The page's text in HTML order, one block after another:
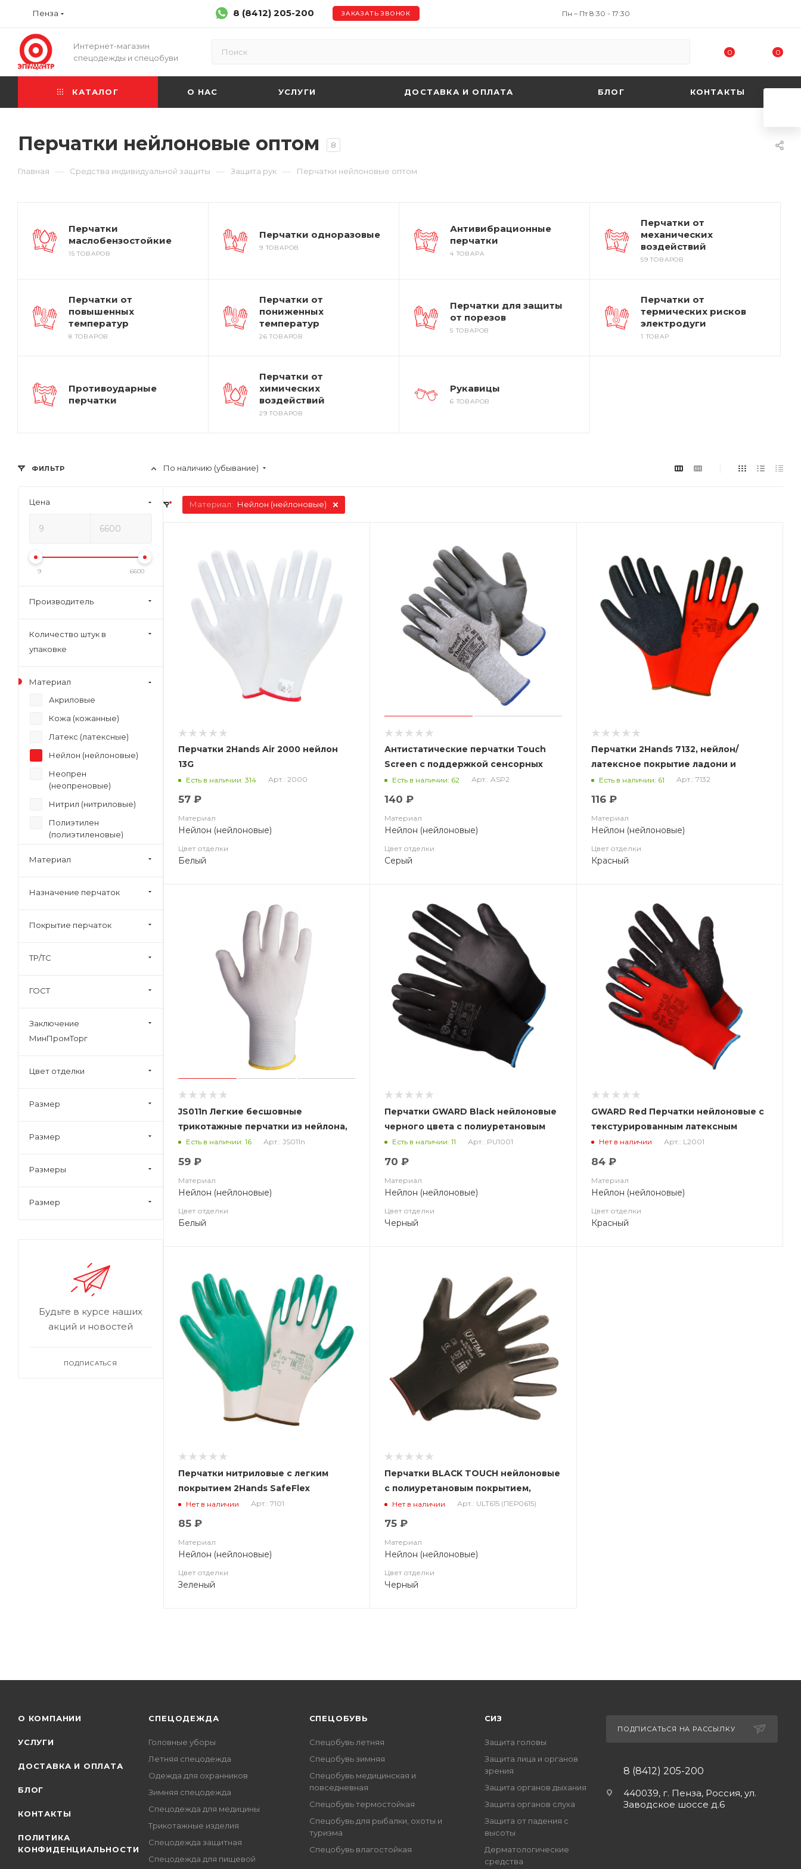
Пенза 8 (8412) 205-200 ЗАКАЗАТЬ ЗВОНОК Пн – Пт 8:30 - 17:30
Интернет-магазин
спецодежды и спецобуви
0 0
КАТАЛОГ О НАС УСЛУГИ ДОСТАВКА И ОПЛАТА БЛОГ КОНТАКТЫ
Перчатки нейлоновые оптом 8
Главная — Средства индивидуальной защиты — Защита рук — Перчатки нейлоновые оптом
Перчатки
маслобензостойкие
15 ТОВАРОВ
Перчатки одноразовые
9 ТОВАРОВ
Антивибрационные
перчатки
4 ТОВАРА
Перчатки от
механических
воздействий
59 ТОВАРОВ
Перчатки от
повышенных
температур
8 ТОВАРОВ
Перчатки от
пониженных
температур
26 ТОВАРОВ
Перчатки для защиты
от порезов
5 ТОВАРОВ
Перчатки от
термических рисков
электродуги
1 ТОВАР
Противоударные
перчатки
Перчатки от
химических
воздействий
29 ТОВАРОВ
Рукавицы
6 ТОВАРОВ
По наличию (убывание)
Материал: Нейлон (нейлоновые)
Перчатки 2Hands Air 2000 нейлон
13G
Есть в наличии: 314 Арт.: 2000
57 ₽
Материал
Нейлон (нейлоновые)
Цвет отделки
Белый
Антистатические перчатки Touch
Screen с поддержкой сенсорных
дисплеев Gward Thunder ASP2
Есть в наличии: 62 Арт.: ASP2
140 ₽
Материал
Нейлон (нейлоновые)
Цвет отделки
Серый
Перчатки 2Hands 7132, нейлон/
латексное покрытие ладони и
пальцев
Есть в наличии: 61 Арт.: 7132
116 ₽
Материал
Нейлон (нейлоновые)
Цвет отделки
Красный
JS011n Легкие бесшовные
трикотажные перчатки из нейлона,
цвет белый
Есть в наличии: 16 Арт.: JS011n
59 ₽
Материал
Нейлон (нейлоновые)
Цвет отделки
Белый
Перчатки GWARD Black нейлоновые
черного цвета с полиуретановым
покрытием (арт. PU1001)
Есть в наличии: 11 Арт.: PU1001
70 ₽
Материал
Нейлон (нейлоновые)
Цвет отделки
Черный
GWARD Red Перчатки нейлоновые с
текстурированным латексным
покрытием (арт. L2001)
Нет в наличии Арт.: L2001
84 ₽
Материал
Нейлон (нейлоновые)
Цвет отделки
Красный
Перчатки нитриловые с легким
покрытием 2Hands SafeFlex
(СэйфФлекс) 7101
Нет в наличии Арт.: 7101
85 ₽
Материал
Нейлон (нейлоновые)
Цвет отделки
Зеленый
Перчатки BLACK TOUCH нейлоновые
с полиуретановым покрытием,
черные ULT615
Нет в наличии Арт.: ULT615 (ПЕР0615)
75 ₽
Материал
Нейлон (нейлоновые)
Цвет отделки
Черный
ФИЛЬТР
Цена
9 6600
Производитель
Количество штук в
упаковке
Материал
Акриловые
Кожа (кожанные)
Латекс (латексные)
Нейлон (нейлоновые)
Неопрен
(неопреновые)
Нитрил (нитриловые)
Полиэтилен
(полиэтиленовые)
Искусственная кожа
Материал
Назначение перчаток
Покрытие перчаток
ТР/ТС
ГОСТ
Заключение
МинПромТорг
Цвет отделки
Размер
Размер
Размеры
Размер
Будьте в курсе наших
акций и новостей
ПОДПИСАТЬСЯ
О КОМПАНИИ
УСЛУГИ
ДОСТАВКА И ОПЛАТА
БЛОГ
КОНТАКТЫ
ПОЛИТИКА
КОНФИДЕНЦИАЛЬНОСТИ
СПЕЦОДЕЖДА
Головные уборы
Летняя спецодежда
Одежда для охранников
Зимняя спецодежда
Спецодежда для медицины
Трикотажные изделия
Спецодежда защитная
Спецодежда для пищевой
CПЕЦОБУВЬ
Спецобувь летняя
Спецобувь зимняя
Спецобувь медицинская и
повседневная
Спецобувь термостойкая
Спецобувь для рыбалки, охоты и
туризма
Спецобувь влагостойкая
СИЗ
Защита головы
Защита лица и органов
зрения
Защита органов дыхания
Защита органов слуха
Защита от падения с
высоты
Дерматологические
средства
ПОДПИСАТЬСЯ НА РАССЫЛКУ
8 (8412) 205-200
440039, г. Пенза, Россия, ул.
Заводское шоссе д.6